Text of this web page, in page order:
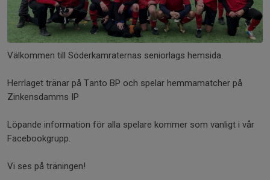
Välkommen till Söderkamraternas seniorlags hemsida.
Herrlaget tränar på Tanto BP och spelar hemmamatcher på
Zinkensdamms IP
Löpande information för alla spelare kommer som vanligt i vår
Facebookgrupp.
Vi ses på träningen!